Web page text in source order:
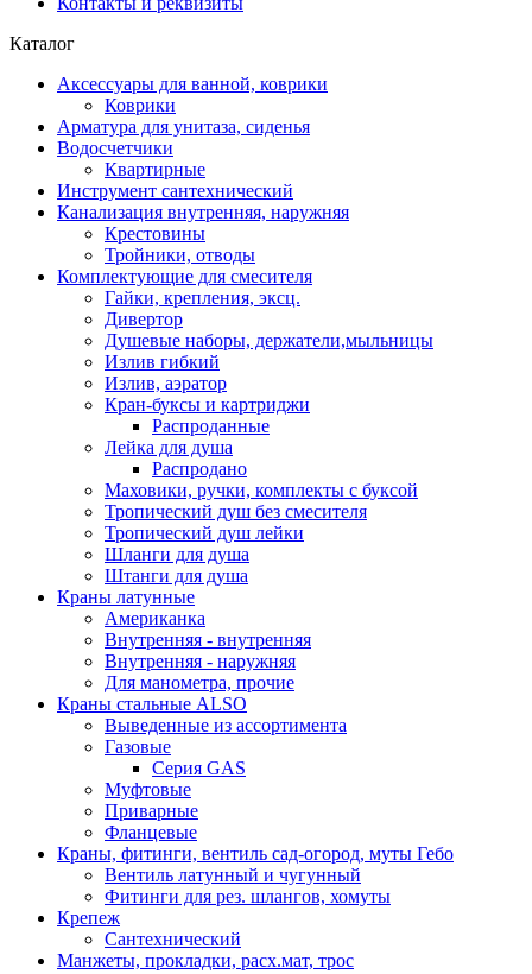
Каталог
Аксессуары для ванной, коврики
Коврики
Арматура для унитаза, сиденья
Водосчетчики
Квартирные
Инструмент сантехнический
Канализация внутренняя, наружняя
Крестовины
Тройники, отводы
Комплектующие для смесителя
Гайки, крепления, эксц.
Дивертор
Душевые наборы, держатели,мыльницы
Излив гибкий
Излив, аэратор
Кран-буксы и картриджи
Распроданные
Лейка для душа
Распродано
Маховики, ручки, комплекты с буксой
Тропический душ без смесителя
Тропический душ лейки
Шланги для душа
Штанги для душа
Краны латунные
Американка
Внутренняя - внутренняя
Внутренняя - наружняя
Для манометра, прочие
Краны стальные ALSO
Выведенные из ассортимента
Газовые
Серия GAS
Муфтовые
Приварные
Фланцевые
Краны, фитинги, вентиль сад-огород, муты Гебо
Вентиль латунный и чугунный
Фитинги для рез. шлангов, хомуты
Крепеж
Сантехнический
Манжеты, прокладки, расх.мат, трос